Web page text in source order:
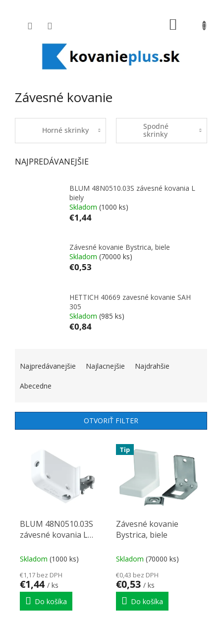
Závesné kovanie
Horné skrinky
Spodné
skrinky
NAJPREDÁVANEJŠIE
BLUM 48N0510.03S závesné kovania L
biely
Skladom (1000 ks)
€1,44
Závesné kovanie Bystrica, biele
Skladom (70000 ks)
€0,53
HETTICH 40669 zavesné kovanie SAH
305
Skladom (985 ks)
€0,84
Najpredávanejšie Najlacnejšie Najdrahšie
Abecedne
OTVORIŤ FILTER
BLUM 48N0510.03S
závesné kovania L
Skladom (1000 ks)
€1,17 bez DPH
€1,44 / ks
Do košíka
Tip
Závesné kovanie
Bystrica, biele
Skladom (70000 ks)
€0,43 bez DPH
€0,53 / ks
Do košíka